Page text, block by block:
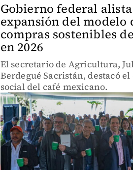
Gobierno federal alista
expansión del modelo
compras sostenibles
en 2026
El secretario de Agricultura,
Berdegué Sacristán, destacó
social del café mexicano.